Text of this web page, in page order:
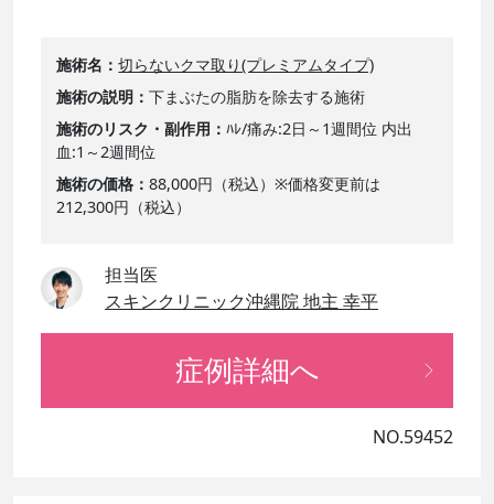
施術名
切らないクマ取り(プレミアムタイプ)
施術の説明
下まぶたの脂肪を除去する施術
施術のリスク・副作用
ﾊﾚ/痛み:2日～1週間位 内出
血:1～2週間位
施術の価格
88,000円（税込）※価格変更前は
212,300円（税込）
担当医
スキンクリニック沖縄院 地主 幸平
症例詳細へ
NO.59452